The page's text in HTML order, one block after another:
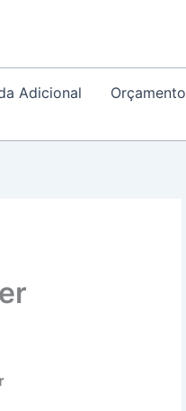
Adicional Orçamento